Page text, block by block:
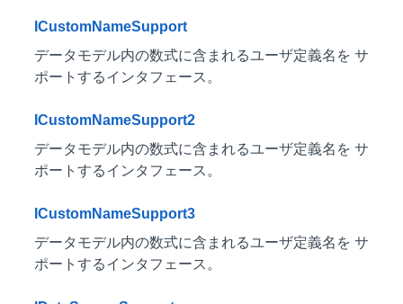
ICustomNameSupport
データモデル内の数式に含まれるユーザ定義名を サ
ポートするインタフェース。
ICustomNameSupport2
データモデル内の数式に含まれるユーザ定義名を サ
ポートするインタフェース。
ICustomNameSupport3
データモデル内の数式に含まれるユーザ定義名を サ
ポートするインタフェース。